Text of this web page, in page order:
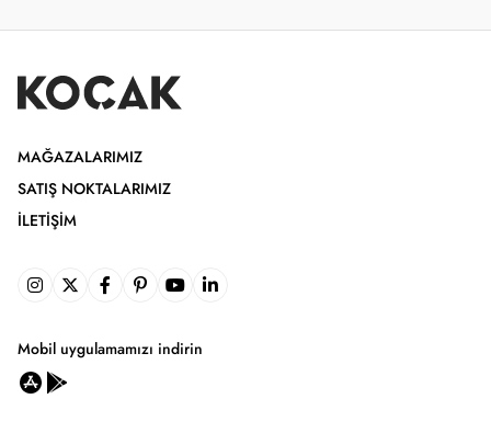
MAĞAZALARIMIZ
SATIŞ NOKTALARIMIZ
İLETIŞIM
Mobil uygulamamızı indirin